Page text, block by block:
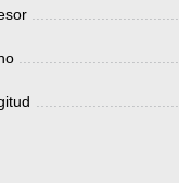
Después de